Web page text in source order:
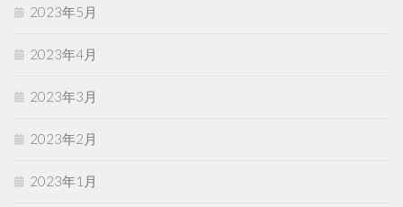
2023年5月
2023年4月
2023年3月
2023年2月
2023年1月